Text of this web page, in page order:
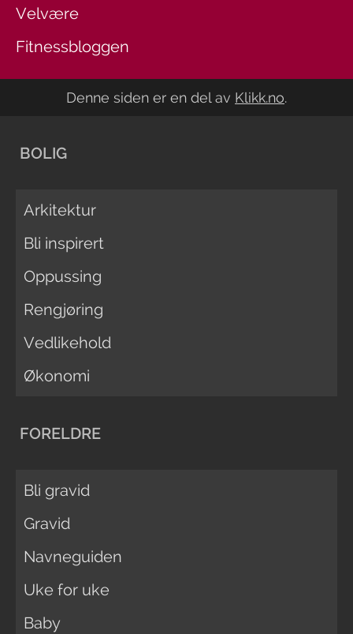
Velvære
Fitnessbloggen
Denne siden er en del av Klikk.no.
BOLIG
Arkitektur
Bli inspirert
Oppussing
Rengjøring
Vedlikehold
Økonomi
FORELDRE
Bli gravid
Gravid
Navneguiden
Uke for uke
Baby